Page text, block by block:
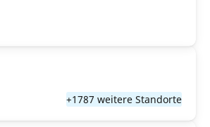
+1787 weitere Standorte